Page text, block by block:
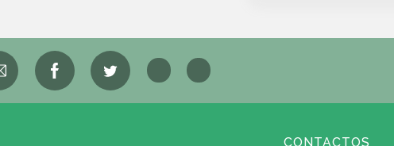
CONTACTOS